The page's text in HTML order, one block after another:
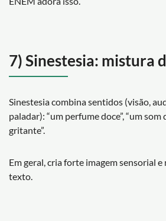
7) Sinestesia: mistura
Sinestesia combina sentidos (visão,
paladar): “um perfume doce”, “um som
gritante”.
Em geral, cria forte imagem sensorial
texto.